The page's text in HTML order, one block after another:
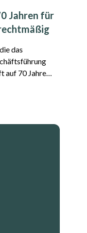
Jahren für
das
auf 70 Jahre